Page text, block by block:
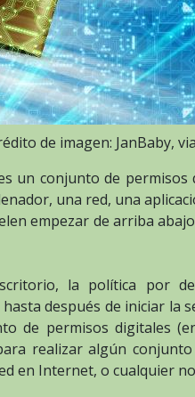
de imagen: JanBaby,
un conjunto de permisos
una red, una
empezar de arriba
la política por
después de iniciar la
de permisos digitales
realizar algún
en Internet, o cualquier